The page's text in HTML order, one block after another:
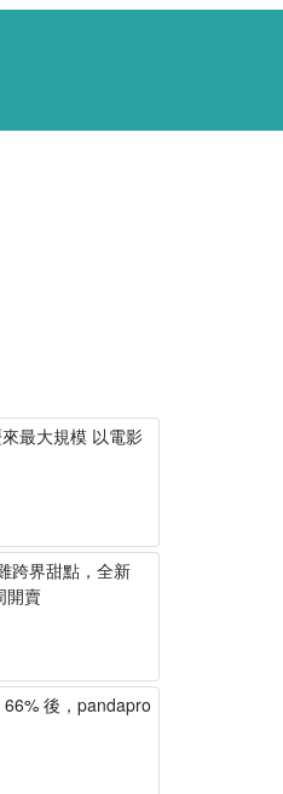
最大規模 以電影
跨界甜點，全新
開賣
後，pandapro